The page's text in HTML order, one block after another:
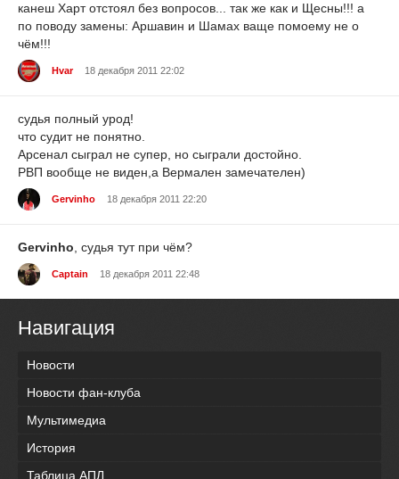
канеш Харт отстоял без вопросов... так же как и Щесны!!! а
по поводу замены: Аршавин и Шамах ваще помоему не о
чём!!!
Hvar 18 декабря 2011 22:02
судья полный урод!
что судит не понятно.
Арсенал сыграл не супер, но сыграли достойно.
РВП вообще не виден,а Вермален замечателен)
Gervinho 18 декабря 2011 22:20
Gervinho , судья тут при чём?
Captain 18 декабря 2011 22:48
Навигация
Новости
Новости фан-клуба
Мультимедиа
История
Таблица АПЛ